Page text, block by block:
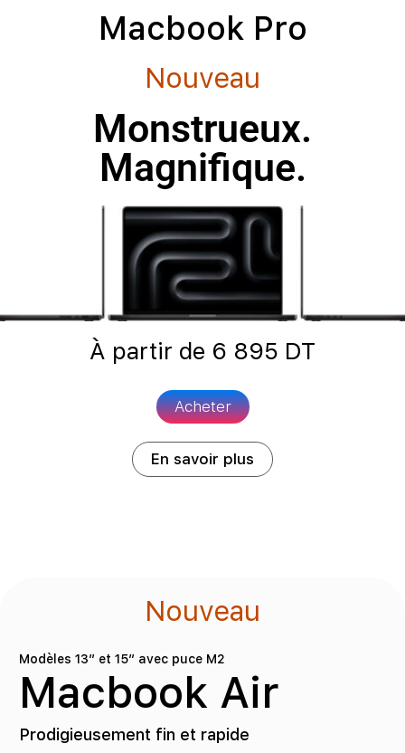
Macbook Pro
Nouveau
Monstrueux.
Magnifique.
À partir de 6 895 DT
Acheter
En savoir plus
Nouveau
Modèles 13″ et 15″ avec puce M2
Macbook Air
Prodigieusement fin et rapide